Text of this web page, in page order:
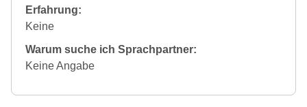
Erfahrung:
Keine
Warum suche ich Sprachpartner:
Keine Angabe